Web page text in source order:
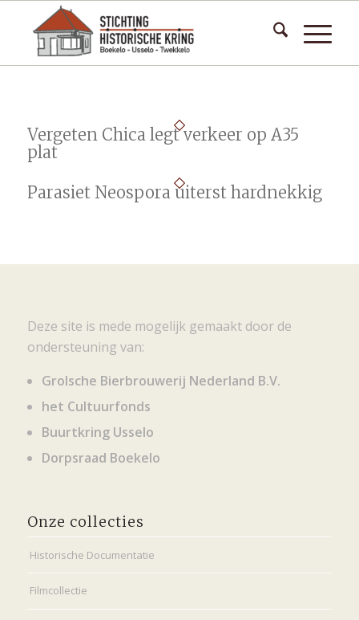
Vergeten Chica legt verkeer op A35
plat
Parasiet Neospora uiterst hardnekkig
Deze site is mede mogelijk gemaakt door de
ondersteuning van:
Grolsche Bierbrouwerij Nederland B.V.
het Cultuurfonds
Buurtkring Usselo
Dorpsraad Boekelo
Onze collecties
Historische Documentatie
Filmcollectie